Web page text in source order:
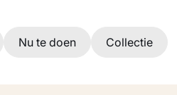
Nu te doen Collectie